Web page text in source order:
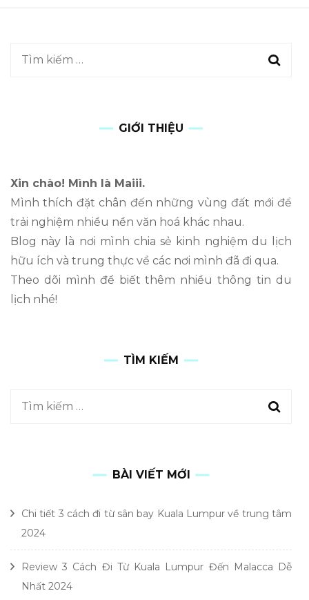
GIỚI THIỆU
Xin chào! Mình là Maiii.
Mình thích đặt chân đến những vùng đất mới để
trải nghiệm nhiều nền văn hoá khác nhau.
Blog này là nơi mình chia sẻ kinh nghiệm du lịch
hữu ích và trung thực về các nơi mình đã đi qua.
Theo dõi mình để biết thêm nhiều thông tin du
lịch nhé!
TÌM KIẾM
BÀI VIẾT MỚI
Chi tiết 3 cách đi từ sân bay Kuala Lumpur về trung tâm
2024
Review 3 Cách Đi Từ Kuala Lumpur Đến Malacca Dễ
Nhất 2024